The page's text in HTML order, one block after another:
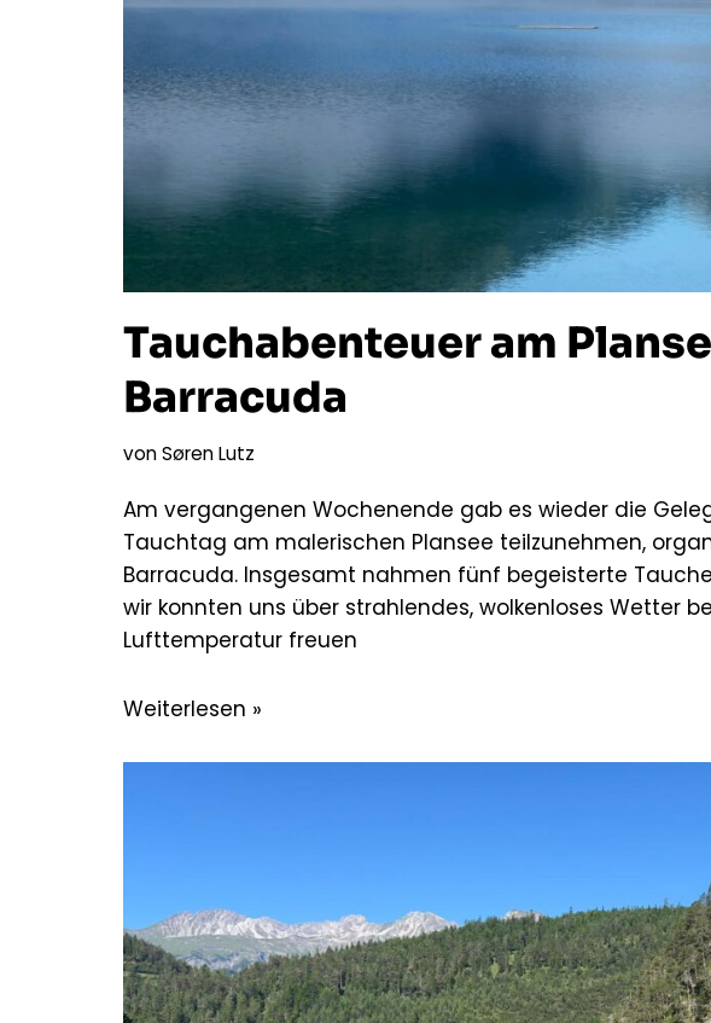
Tauchabenteuer am
Barracuda
vonSøren Lutz
Am vergangenen Wochenende gab es wieder die
Tauchtag am malerischen Plansee teilzunehmen,
Barracuda. Insgesamt nahmen fünf begeisterte
wir konnten uns über strahlendes, wolkenloses Wetter
Lufttemperatur freuen
Weiterlesen »